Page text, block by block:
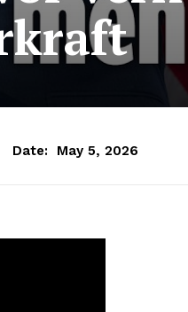
Date: May 5, 2026